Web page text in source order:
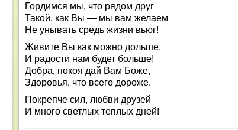
Гордимся мы, что рядом друг
Такой, как Вы — мы вам желаем
Не унывать средь жизни вьюг!
Живите Вы как можно дольше,
И радости нам будет больше!
Добра, покоя дай Вам Боже,
Здоровья, что всего дороже.
Покрепче сил, любви друзей
И много светлых теплых дней!